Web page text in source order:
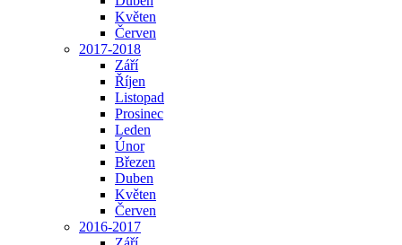
Květen
Červen
2017-2018
Září
Říjen
Listopad
Prosinec
Leden
Únor
Březen
Duben
Květen
Červen
2016-2017